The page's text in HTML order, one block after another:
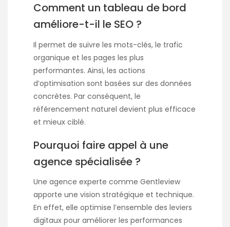
Comment un tableau de bord
améliore-t-il le SEO ?
Il permet de suivre les mots-clés, le trafic
organique et les pages les plus
performantes. Ainsi, les actions
d’optimisation sont basées sur des données
concrètes. Par conséquent, le
référencement naturel devient plus efficace
et mieux ciblé.
Pourquoi faire appel à une
agence spécialisée ?
Une agence experte comme Gentleview
apporte une vision stratégique et technique.
En effet, elle optimise l’ensemble des leviers
digitaux pour améliorer les performances